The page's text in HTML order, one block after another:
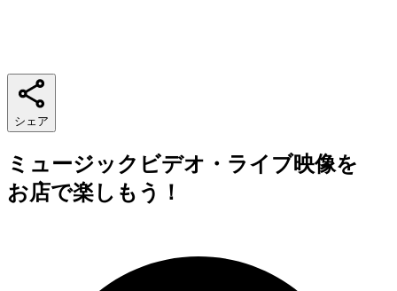
シェア
ミュージックビデオ・ライブ映像を
お店で楽しもう！